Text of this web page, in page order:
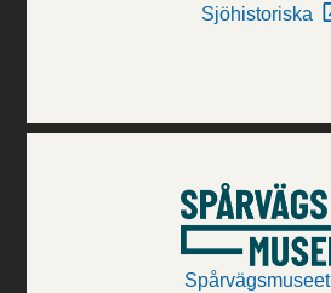
Sjöhistoriska
Spårvägsmuseet